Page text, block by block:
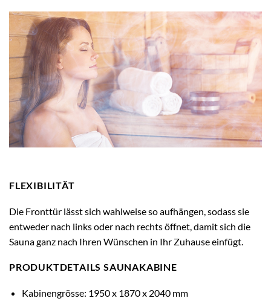
FLEXIBILITÄT
Die Fronttür lässt sich wahlweise so aufhängen, sodass sie
entweder nach links oder nach rechts öffnet, damit sich die
Sauna ganz nach Ihren Wünschen in Ihr Zuhause einfügt.
PRODUKTDETAILS SAUNAKABINE
Kabinengrösse: 1950 x 1870 x 2040 mm